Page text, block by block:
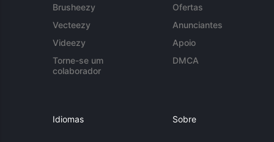
Brusheezy
Vecteezy
Videezy
Torne-se um
colaborador
Ofertas
Anunciantes
Apoio
DMCA
Idiomas Sobre